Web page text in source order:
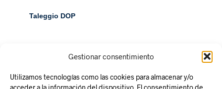
Gestionar consentimiento
Utilizamos tecnologías como las cookies para almacenar y/o
acceder a la información del dispositivo. El consentimiento de
Taleggio DOP